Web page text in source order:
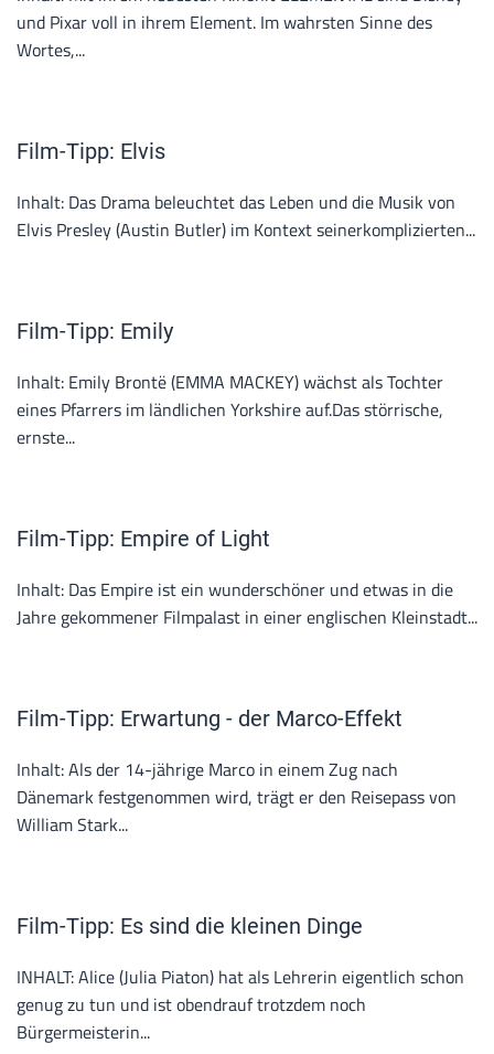
und Pixar voll in ihrem Element. Im wahrsten Sinne des
Wortes,...
Film-Tipp: Elvis
Inhalt: Das Drama beleuchtet das Leben und die Musik von
Elvis Presley (Austin Butler) im Kontext seinerkomplizierten...
Film-Tipp: Emily
Inhalt: Emily Brontë (EMMA MACKEY) wächst als Tochter
eines Pfarrers im ländlichen Yorkshire auf.Das störrische,
ernste...
Film-Tipp: Empire of Light
Inhalt: Das Empire ist ein wunderschöner und etwas in die
Jahre gekommener Filmpalast in einer englischen Kleinstadt...
Film-Tipp: Erwartung - der Marco-Effekt
Inhalt: Als der 14-jährige Marco in einem Zug nach
Dänemark festgenommen wird, trägt er den Reisepass von
William Stark...
Film-Tipp: Es sind die kleinen Dinge
INHALT: Alice (Julia Piaton) hat als Lehrerin eigentlich schon
genug zu tun und ist obendrauf trotzdem noch
Bürgermeisterin...